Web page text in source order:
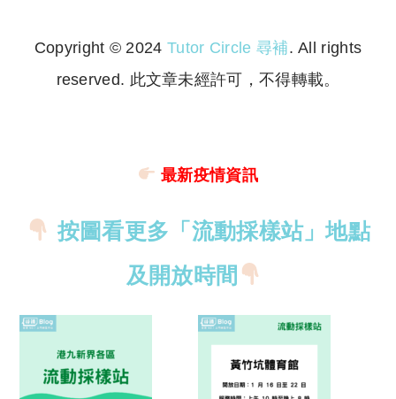
Copyright © 2024 Tutor Circle 尋補. All rights
reserved. 此文章未經許可，不得轉載。
最新疫情資訊
按圖看更多「流動採樣站」地點
及開放時間